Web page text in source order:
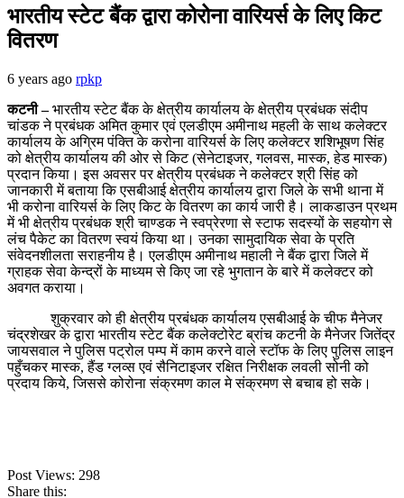
भारतीय स्टेट बैंक द्वारा कोरोना वारियर्स के लिए किट
वितरण
6 years ago rpkp
कटनी–भारतीय स्टेट बैंक के क्षेत्रीय कार्यालय के क्षेत्रीय प्रबंधक संदीप
चांडक ने प्रबंधक अमित कुमार एवं एलडीएम अमीनाथ महली के साथ कलेक्टर
कार्यालय के अग्रिम पंक्ति के करोना वारियर्स के लिए कलेक्टर शशिभूषण सिंह
को क्षेत्रीय कार्यालय की ओर से किट (सेनेटाइजर, गलवस, मास्क, हेड मास्क)
प्रदान किया। इस अवसर पर क्षेत्रीय प्रबंधक ने कलेक्टर श्री सिंह को
जानकारी में बताया कि एसबीआई क्षेत्रीय कार्यालय द्वारा जिले के सभी थाना में
भी करोना वारियर्स के लिए किट के वितरण का कार्य जारी है। लाकडाउन प्रथम
में भी क्षेत्रीय प्रबंधक श्री चाण्डक ने स्वप्रेरणा से स्टाफ सदस्यों के सहयोग से
लंच पैकेट का वितरण स्वयं किया था। उनका सामुदायिक सेवा के प्रति
संवेदनशीलता सराहनीय है। एलडीएम अमीनाथ महाली ने बैंक द्वारा जिले में
ग्राहक सेवा केन्द्रों के माध्यम से किए जा रहे भुगतान के बारे में कलेक्टर को
अवगत कराया।
शुक्रवार को ही क्षेत्रीय प्रबंधक कार्यालय एसबीआई के चीफ मैनेजर
चंद्रशेखर के द्वारा भारतीय स्टेट बैंक कलेक्टोरेट ब्रांच कटनी के मैनेजर जितेंद्र
जायसवाल ने पुलिस पट्रोल पम्प में काम करने वाले स्टॉफ के लिए पुलिस लाइन
पहुँचकर मास्क, हैंड ग्लव्स एवं सैनिटाइजर रक्षित निरीक्षक लवली सोनी को
प्रदाय किये, जिससे कोरोना संक्रमण काल मे संक्रमण से बचाब हो सके।
Post Views: 298
Share this: